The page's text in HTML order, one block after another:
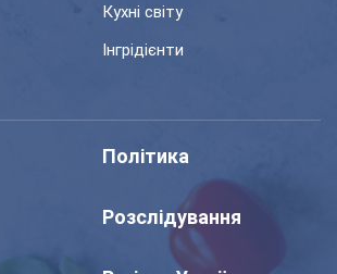
Кухні світу
Інгрідієнти
Політика
Розслідування